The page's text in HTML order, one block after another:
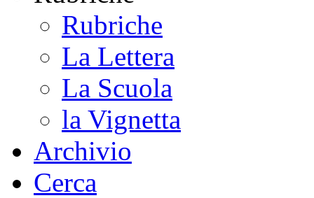
Rubriche
La Lettera
La Scuola
la Vignetta
Archivio
Cerca